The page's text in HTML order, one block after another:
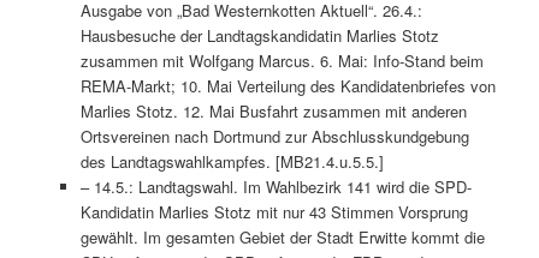
Ausgabe von „Bad Westernkotten Aktuell“. 26.4.:
Hausbesuche der Landtagskandidatin Marlies Stotz
zusammen mit Wolfgang Marcus. 6. Mai: Info-Stand beim
REMA-Markt; 10. Mai Verteilung des Kandidatenbriefes von
Marlies Stotz. 12. Mai Busfahrt zusammen mit anderen
Ortsvereinen nach Dortmund zur Abschlusskundgebung
des Landtagswahlkampfes. [MB21.4.u.5.5.]
– 14.5.: Landtagswahl. Im Wahlbezirk 141 wird die SPD-
Kandidatin Marlies Stotz mit nur 43 Stimmen Vorsprung
gewählt. Im gesamten Gebiet der Stadt Erwitte kommt die